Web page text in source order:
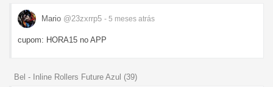
Mario @23zxrrp5 - 5 meses atrás
cupom: HORA15 no APP
Bel - Inline Rollers Future Azul (39)